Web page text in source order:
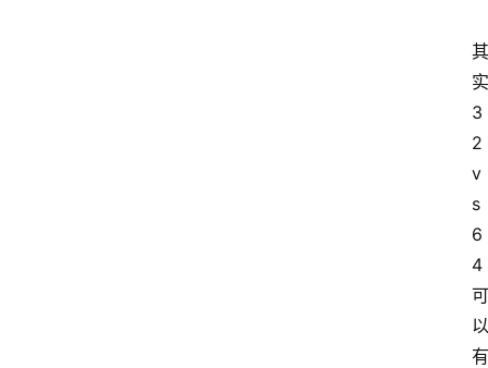
其
实
3
2
v
s
6
4
可
以
有